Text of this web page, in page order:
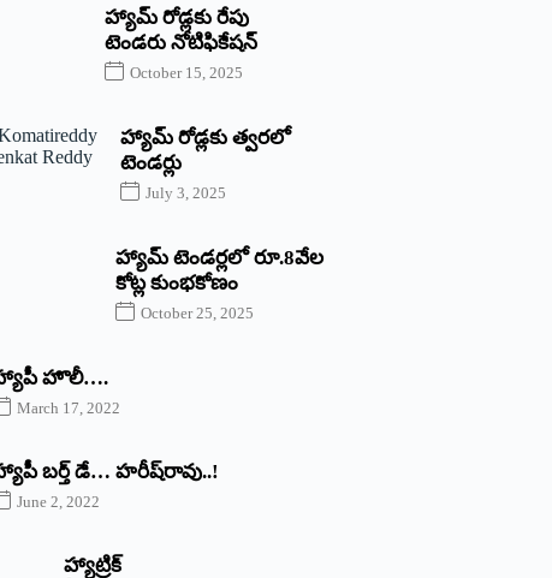
హ్యామ్‌ రోడ్లకు రేపు
టెండరు నోటిఫికేషన్‌
October 15, 2025
హ్యామ్‌ రోడ్లకు త్వరలో
టెండర్లు
July 3, 2025
హ్యామ్‌ ‌టెండర్లలో రూ.8వేల
కోట్ల కుంభకోణం
October 25, 2025
హొలీ….
March 17, 2022
బర్త్ ‌డే… హరీష్‌రావు..!
June 2, 2022
హ్యాట్రిక్‌